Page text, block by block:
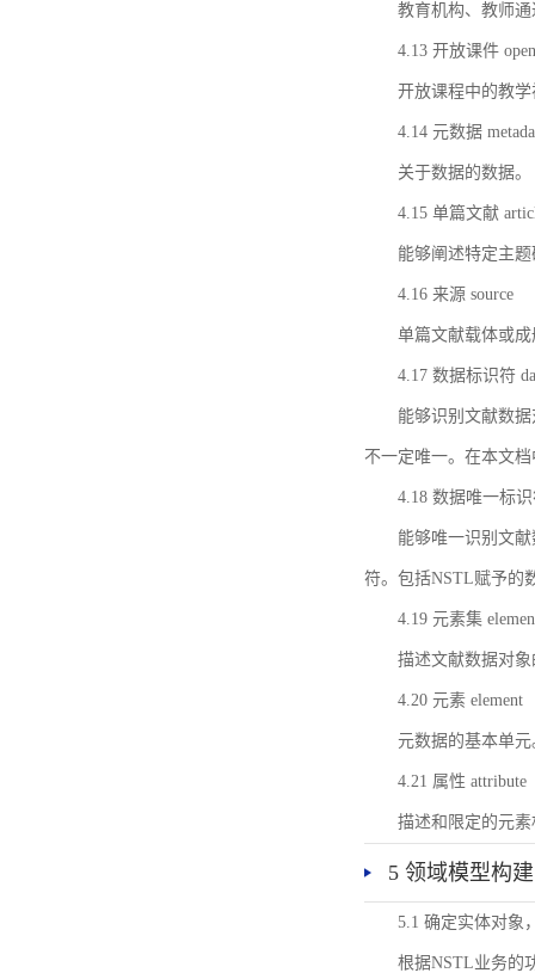
教育机构、教师
4.13 开放课件
开放课程中的教
4.14 元数据
关于数据的数据。
4.15 单篇文献
能够阐述特定主
4.16 来源 source
单篇文献载体或
4.17 数据标识符
能够识别文献数
不一定唯一。在本文
4.18 数据唯一标
能够唯一识别文
符。包括NSTL赋予的
4.19 元素集
描述文献数据对
4.20 元素 element
元数据的基本单元
4.21 属性 attribute
描述和限定的元
5 领域模型构建
5.1 确定实体对象
根据NSTL业务的